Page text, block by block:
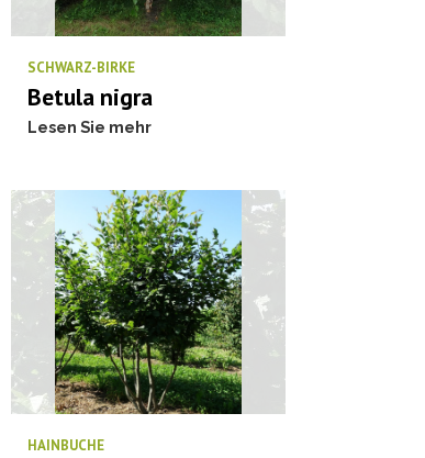
SCHWARZ-BIRKE
Betula nigra
Lesen Sie mehr
HAINBUCHE